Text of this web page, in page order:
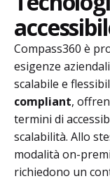
Compass360 è
esigenze
scalabile e
compliant,
termini di
scalabilità. Allo
modalità on-
richiedono un